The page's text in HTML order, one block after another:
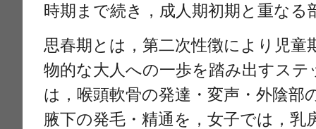
時期まで続き，成人期初期と重なる
思春期とは，第二次性徴により児童
物的な大人への一歩を踏み出すス
は，喉頭軟骨の発達・変声・外陰部
腋下の発毛・精通を，女子では，乳